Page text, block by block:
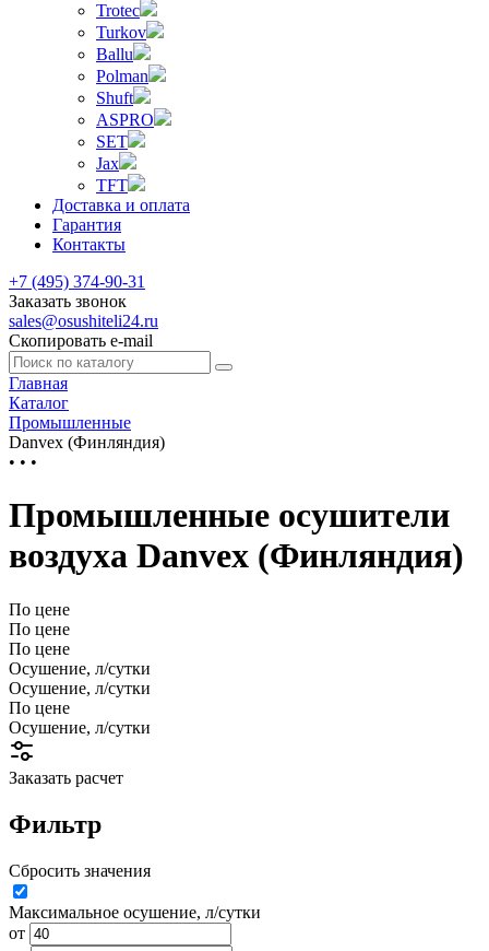
Trotec
Turkov
Ballu
Polman
Shuft
ASPRO
SET
Jax
TFT
Доставка и оплата
Гарантия
Контакты
+7 (495) 374-90-31
Заказать звонок
sales@osushiteli24.ru
Скопировать e-mail
Главная
Каталог
Промышленные
Danvex (Финляндия)
• • •
Промышленные осушители
воздуха Danvex (Финляндия)
По цене
По цене
По цене
Осушение, л/сутки
Осушение, л/сутки
По цене
Осушение, л/сутки
Заказать расчет
Фильтр
Сбросить значения
Максимальное осушение, л/сутки
от